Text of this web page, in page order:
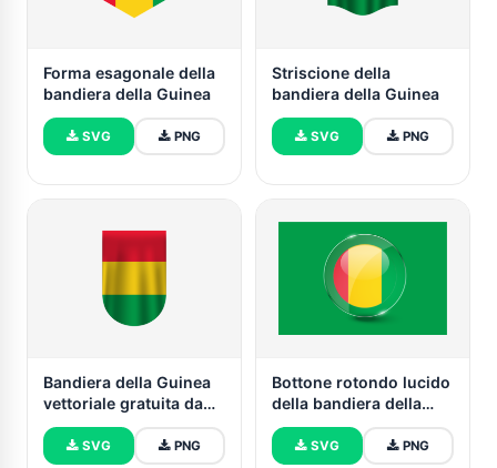
Forma esagonale della
bandiera della Guinea
SVG PNG
Striscione della
bandiera della Guinea
SVG PNG
Bandiera della Guinea
vettoriale gratuita da
scaricare (SVG, PNG)
SVG PNG
Bottone rotondo lucido
della bandiera della
Guinea
SVG PNG